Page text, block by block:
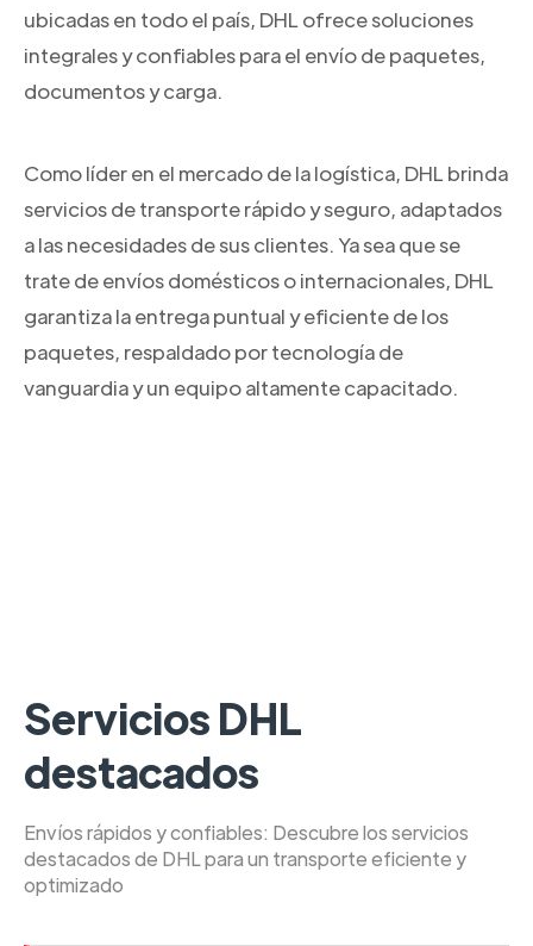
ubicadas en todo el país, DHL ofrece soluciones
integrales y confiables para el envío de paquetes,
documentos y carga.
Como líder en el mercado de la logística, DHL brinda
servicios de transporte rápido y seguro, adaptados
a las necesidades de sus clientes. Ya sea que se
trate de envíos domésticos o internacionales, DHL
garantiza la entrega puntual y eficiente de los
paquetes, respaldado por tecnología de
vanguardia y un equipo altamente capacitado.
Servicios DHL
destacados
Envíos rápidos y confiables: Descubre los servicios
destacados de DHL para un transporte eficiente y
optimizado